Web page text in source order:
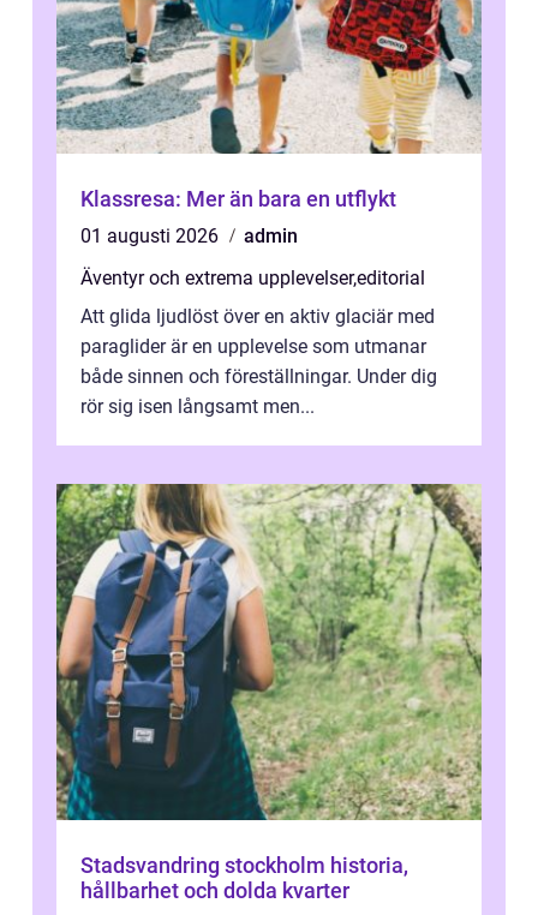
Klassresa: Mer än bara en utflykt
01 augusti 2026
admin
Äventyr och extrema upplevelser,editorial
Att glida ljudlöst över en aktiv glaciär med
paraglider är en upplevelse som utmanar
både sinnen och föreställningar. Under dig
rör sig isen långsamt men...
Stadsvandring stockholm historia,
hållbarhet och dolda kvarter